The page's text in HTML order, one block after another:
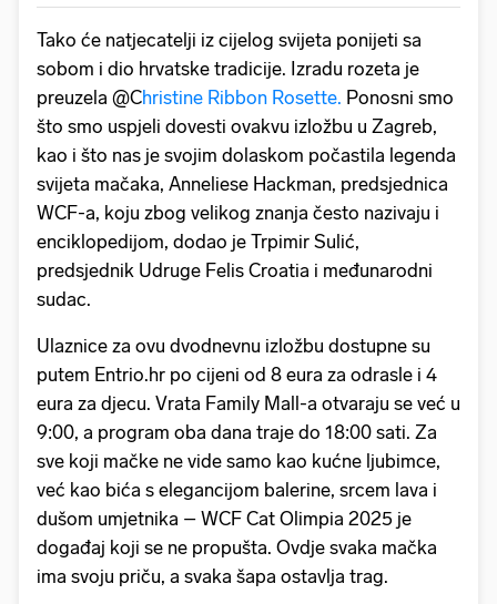
Tako će natjecatelji iz cijelog svijeta ponijeti sa
sobom i dio hrvatske tradicije. Izradu rozeta je
preuzela @Christine Ribbon Rosette. Ponosni smo
što smo uspjeli dovesti ovakvu izložbu u Zagreb,
kao i što nas je svojim dolaskom počastila legenda
svijeta mačaka, Anneliese Hackman, predsjednica
WCF-a, koju zbog velikog znanja često nazivaju i
enciklopedijom, dodao je Trpimir Sulić,
predsjednik Udruge Felis Croatia i međunarodni
sudac.
Ulaznice za ovu dvodnevnu izložbu dostupne su
putem Entrio.hr po cijeni od 8 eura za odrasle i 4
eura za djecu. Vrata Family Mall-a otvaraju se već u
9:00, a program oba dana traje do 18:00 sati. Za
sve koji mačke ne vide samo kao kućne ljubimce,
već kao bića s elegancijom balerine, srcem lava i
dušom umjetnika – WCF Cat Olimpia 2025 je
događaj koji se ne propušta. Ovdje svaka mačka
ima svoju priču, a svaka šapa ostavlja trag.